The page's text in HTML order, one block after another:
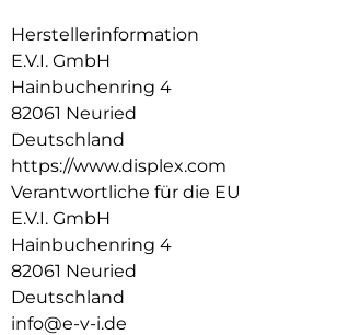
Dank des vollflächig haftenden Edge-to-
ab – perfekt für sportliche Einsätze, den
stilbewussten Nutzer. Eine High-Tech-
Beschichtung schützt vor störenden
dauerhaft brillante Optik.
Die beiliegende Eco-Montagehilfe aus
macht die Anbringung zum Kinderspiel:
blasenfrei – ohne Werkzeug oder
Produktvorteile im Überblick:
Unzerbrechliches, stoßdämpfendes
3D Edge-to-Edge Kontur für nahtlose
Ultradünn – volle Touch-, Wisch- und
Herstellerinformation
E.V.I. GmbH
Hainbuchenring 4
82061 Neuried
Deutschland
https://www.displex.com
Verantwortliche für die EU
E.V.I. GmbH
Hainbuchenring 4
82061 Neuried
Deutschland
info@e-v-i.de